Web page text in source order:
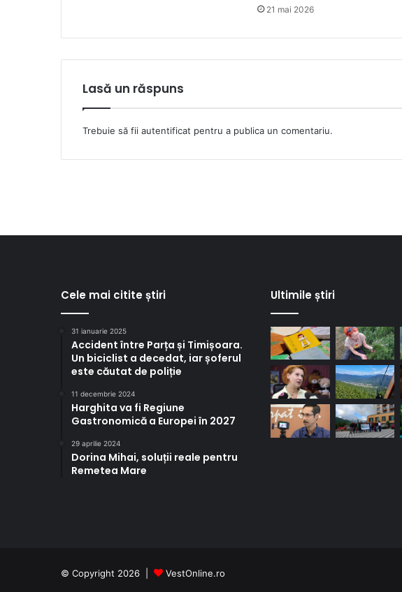
21 mai 2026
Lasă un răspuns
Trebuie să fii autentificat pentru a publica un comentariu.
Cele mai citite știri
31 ianuarie 2025
Accident între Parța și Timișoara.
Un biciclist a decedat, iar șoferul
este căutat de poliție
11 decembrie 2024
Harghita va fi Regiune
Gastronomică a Europei în 2027
29 aprilie 2024
Dorina Mihai, soluții reale pentru
Remetea Mare
Ultimile știri
© Copyright 2026 | VestOnline.ro